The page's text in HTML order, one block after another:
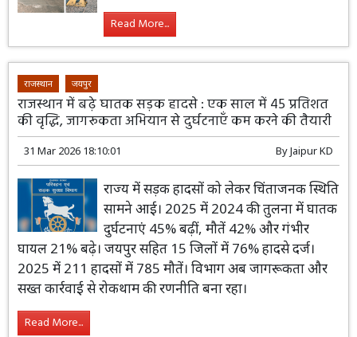
Read More...
राजस्थान जयपुर
राजस्थान में बढ़े घातक सड़क हादसे : एक साल में 45 प्रतिशत
की वृद्धि, जागरूकता अभियान से दुर्घटनाएँ कम करने की तैयारी
31 Mar 2026 18:10:01 ByJaipur KD
राज्य में सड़क हादसों को लेकर चिंताजनक स्थिति
सामने आई। 2025 में 2024 की तुलना में घातक
दुर्घटनाएं 45% बढ़ीं, मौतें 42% और गंभीर
घायल 21% बढ़े। जयपुर सहित 15 जिलों में 76% हादसे दर्ज।
2025 में 211 हादसों में 785 मौतें। विभाग अब जागरूकता और
सख्त कार्रवाई से रोकथाम की रणनीति बना रहा।
Read More...